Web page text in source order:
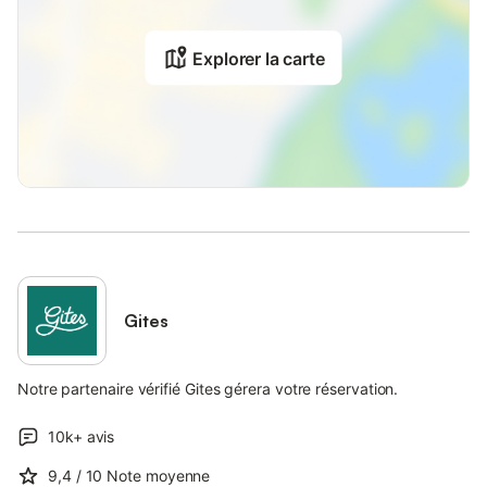
Celle-ci peut être versée en espèces ou par virement.
emblématiques du Périgord Noir.
Explorer la carte
Gites
Notre partenaire vérifié Gites gérera votre réservation.
10k+ avis
9,4 / 10 Note moyenne